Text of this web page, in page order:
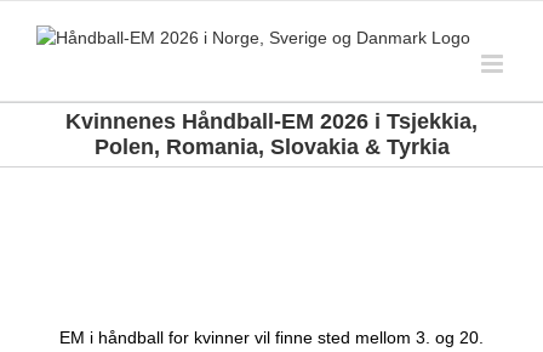
Kvinnenes Håndball-EM 2026 i Tsjekkia,
Polen, Romania, Slovakia & Tyrkia
EM i håndball for kvinner vil finne sted mellom 3. og 20.